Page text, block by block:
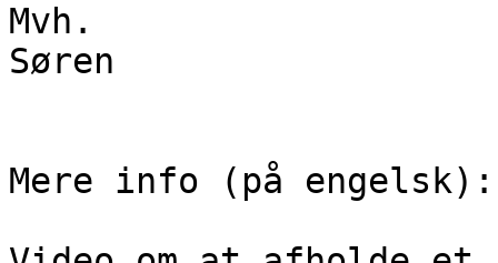
Mvh.
Søren
Mere info (på engelsk):